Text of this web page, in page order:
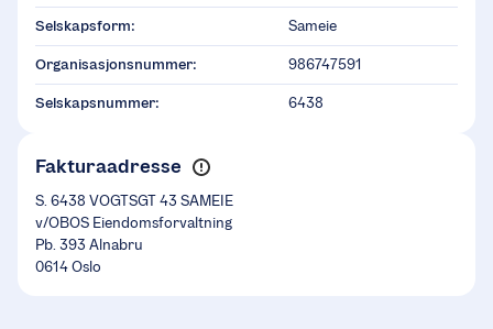
Selskapsform: Sameie
Organisasjonsnummer: 986747591
Selskapsnummer: 6438
Fakturaadresse
S. 6438 VOGTSGT 43 SAMEIE
v/OBOS Eiendomsforvaltning
Pb. 393 Alnabru
0614 Oslo